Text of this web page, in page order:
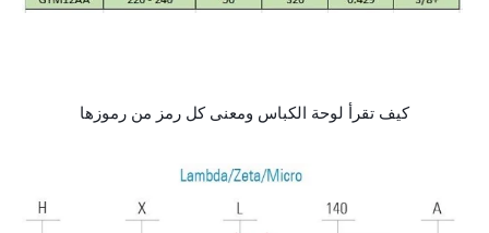
كيف تقرأ لوحة الكباس ومعنى كل رمز من رموزها